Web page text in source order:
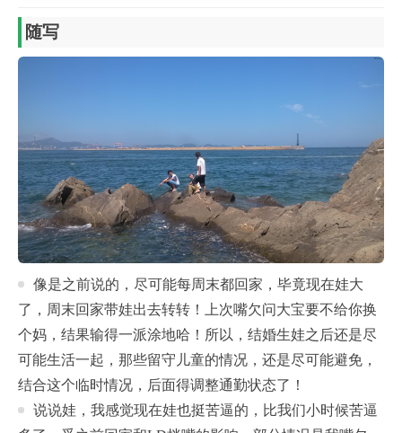
随写
像是之前说的，尽可能每周末都回家，毕竟现在娃大
了，周末回家带娃出去转转！上次嘴欠问大宝要不给你换
个妈，结果输得一派涂地哈！所以，结婚生娃之后还是尽
可能生活一起，那些留守儿童的情况，还是尽可能避免，
结合这个临时情况，后面得调整通勤状态了！
说说娃，我感觉现在娃也挺苦逼的，比我们小时候苦逼